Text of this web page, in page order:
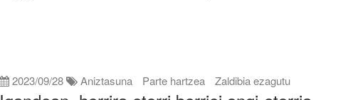
2023/09/28 Aniztasuna Parte hartzea Zaldibia ezagutu